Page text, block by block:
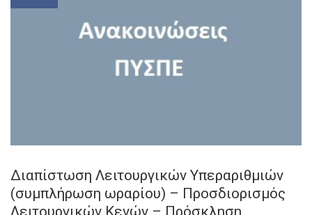
Διαπίστωση Λειτουργικών Υπεραριθμιών
(συμπλήρωση ωραρίου) – Προσδιορισμός